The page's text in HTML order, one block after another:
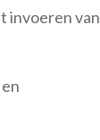
invoeren van